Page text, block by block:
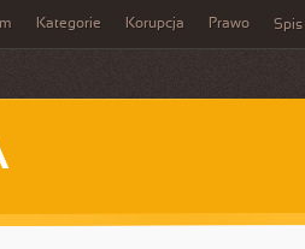
Kategorie Korupcja Prawo Spis